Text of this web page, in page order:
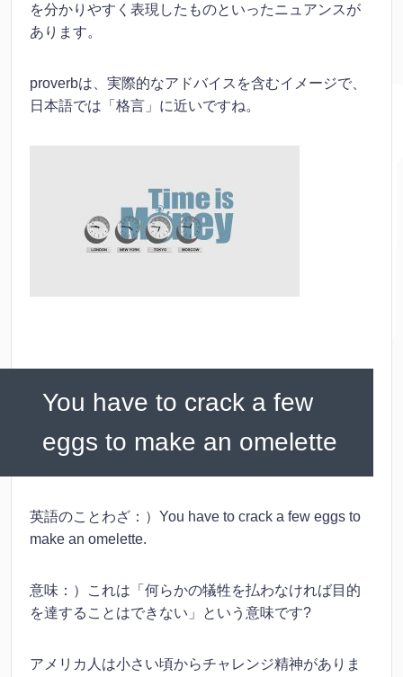
を分かりやすく表現したものといったニュアンスが
あります。
proverbは、実際的なアドバイスを含むイメージで、
日本語では「格言」に近いですね。
You have to crack a few
eggs to make an omelette
英語のことわざ：）You have to crack a few eggs to
make an omelette.
意味：）これは「何らかの犠牲を払わなければ目的
を達することはできない」という意味です?
アメリカ人は小さい頃からチャレンジ精神がありま